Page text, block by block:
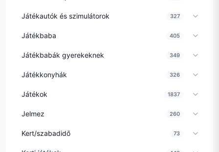
Játékautók és szimulátorok 327
Játékbaba 405
Játékbabák gyerekeknek 349
Játékkonyhák 326
Játékok 1837
Jelmez 260
Kert/szabadidő 73